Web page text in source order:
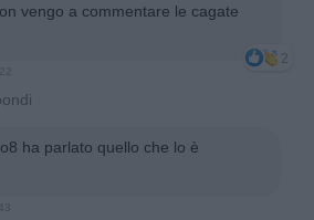
vengo a commentare le cagate
2
ha parlato quello che lo è